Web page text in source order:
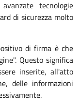
tecnologie
di sicurezza molto
di firma è che
Questo significa
inserite, all'atto
delle informazioni